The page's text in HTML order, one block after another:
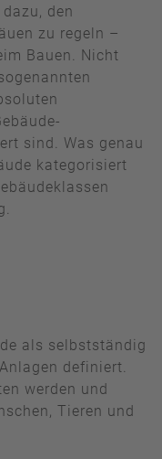
den
zu regeln –
Bauen. Nicht
sind. Was genau
kategorisiert
als selbstständig
definiert.
werden und
Tieren und